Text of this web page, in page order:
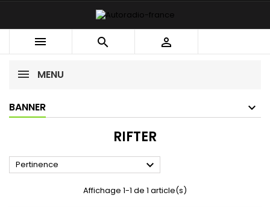
  
MENU
BANNER
RIFTER
Pertinence 
Affichage 1-1 de 1 article(s)